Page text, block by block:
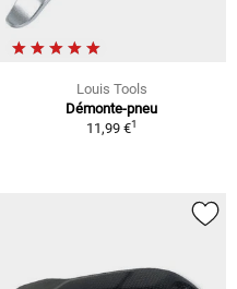
Louis Tools
Démonte-pneu
11,99 €1